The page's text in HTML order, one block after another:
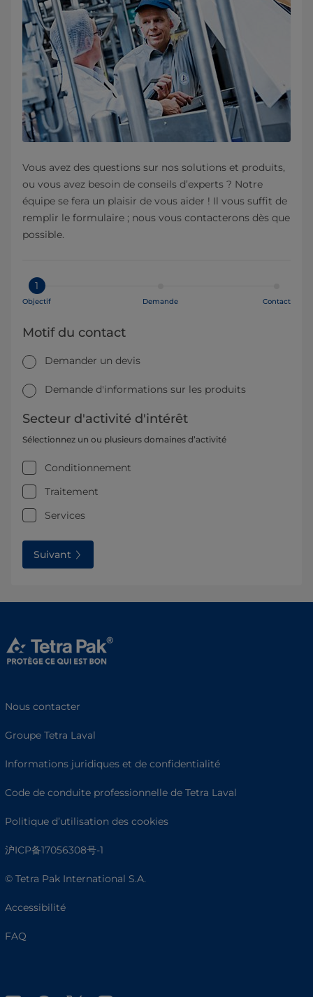
Vous avez des questions sur nos solutions et produits,
ou vous avez besoin de conseils d’experts ? Notre
équipe se fera un plaisir de vous aider ! Il vous suffit de
remplir le formulaire ; nous vous contacterons dès que
possible.
1
Objectif Demande Contact
Motif du contact
Demander un devis
Demande d'informations sur les produits
Secteur d'activité d'intérêt
Sélectionnez un ou plusieurs domaines d’activité
Conditionnement
Traitement
Services
Suivant
Nous contacter
Groupe Tetra Laval
Informations juridiques et de confidentialité
Code de conduite professionnelle de Tetra Laval
Politique d’utilisation des cookies
沪ICP备17056308号-1
© Tetra Pak International S.A.
Accessibilité
FAQ